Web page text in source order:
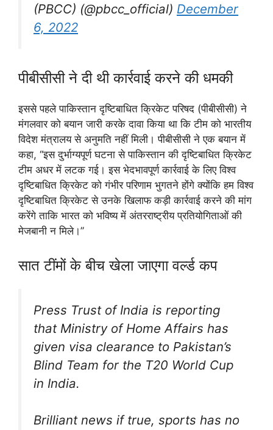
(PBCC) (@pbcc_official) December
6, 2022
पीबीसीसी ने दी थी कार्रवाई करने की धमकी
इससे पहले पाकिस्तान दृष्टिबाधित क्रिकेट परिषद (पीबीसीसी) ने
मंगलवार को बयान जारी करके दावा किया था कि टीम को भारतीय
विदेश मंत्रालय से अनुमति नहीं मिली। पीबीसीसी ने एक बयान में
कहा, ‘‘इस दुर्भाग्यपूर्ण घटना से पाकिस्तान की दृष्टिबाधित क्रिकेट
टीम अधर में लटक गई। इस भेदभावपूर्ण कार्रवाई के लिए विश्व
दृष्टिबाधित क्रिकेट को गंभीर परिणाम भुगतने होंगे क्योंकि हम विश्व
दृष्टिबाधित क्रिकेट से उनके खिलाफ कड़ी कार्रवाई करने की मांग
करेंगे ताकि भारत को भविष्य में अंतरराष्ट्रीय प्रतियोगिताओं की
मेजबानी न मिले।’’
सात टींमों के बीच खेला जाएगा वर्ल्ड कप
Press Trust of India is reporting
that Ministry of Home Affairs has
given visa clearance to Pakistan’s
Blind Team for the T20 World Cup
in India.
Brilliant news if true, sports has no